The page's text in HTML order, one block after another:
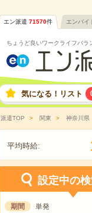
エン派遣 71570件 エンバイ
ちょうど良いワークライフバラ
気になる！リスト
派遣TOP 関東 神奈川県
平均時給:
設定中の
期間 単発